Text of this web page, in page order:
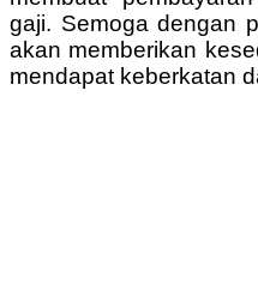
gaji. Semoga dengan
akan memberikan
mendapat keberkatan